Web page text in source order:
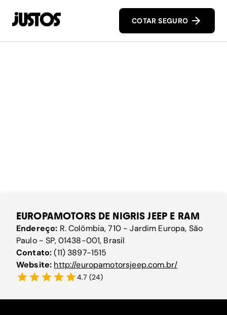
COTAR SEGURO
EUROPAMOTORS DE NIGRIS JEEP E RAM
Endereço: R. Colômbia, 710 - Jardim Europa, São
Paulo - SP, 01438-001, Brasil
Contato:(11) 3897-1515
Website: http://europamotorsjeep.com.br/
4.7 (24)